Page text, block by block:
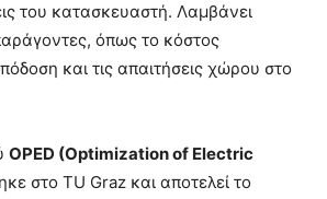
του κατασκευαστή. Λαμβάνει
όπως το κόστος
και τις απαιτήσεις χώρου στο
OPED (Optimization of Electric
στο TU Graz και αποτελεί το